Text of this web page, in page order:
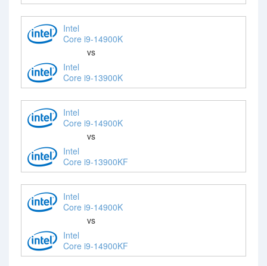
Intel
Core i9-14900K
vs
Intel
Core i9-13900K
Intel
Core i9-14900K
vs
Intel
Core i9-13900KF
Intel
Core i9-14900K
vs
Intel
Core i9-14900KF